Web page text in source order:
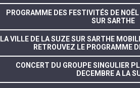
PROGRAMME DES FESTIVITÉS DE
SUR SARTHE
LA VILLE DE LA SUZE SUR SARTHE
RETROUVEZ LE PROGRAMME
CONCERT DU GROUPE SINGULIER
DECEMBRE A LA